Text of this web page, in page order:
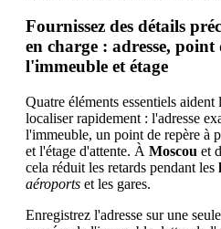
Fournissez des détails
en charge : adresse, point
l'immeuble et étage
Quatre éléments essentiels
localiser rapidement : l'adresse
l'immeuble, un point de repère à
et l'étage d'attente. À Moscou et
cela réduit les retards pendant les
aéroports et les gares.
Enregistrez l'adresse sur une